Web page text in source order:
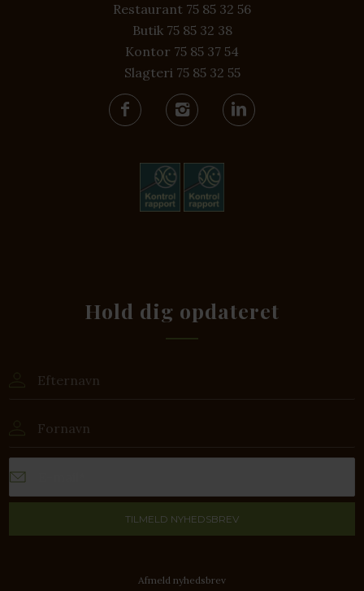
Restaurant 75 85 32 56
Butik 75 85 32 38
Kontor 75 85 37 54
Slagteri 75 85 32 55
Hold dig opdateret
Afmeld nyhedsbrev